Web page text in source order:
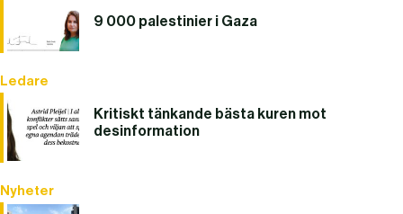
9 000 palestinier i Gaza
Ledare
Kritiskt tänkande bästa kuren mot
desinformation
Nyheter